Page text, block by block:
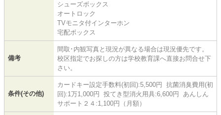
シューズボックス
オートロック
TVモニタ付インターホン
宅配ボックス
備考
間取･内観写真と現況が異なる場合は現況優先です。
校区指定でお探しの方は学校教育課へ直接お問合せ下
さい。
条件(その他)
カードキー設定手数料(初回):5,500円 抗菌消臭費用(初
回):1万1,000円 投てき型消火用具:6,600円 あんしん
サポート２４:1,100円（月額）